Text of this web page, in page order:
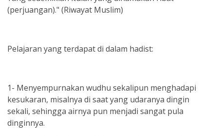
(perjuangan)." (Riwayat Muslim)
Pelajaran yang terdapat di dalam hadist:
1- Menyempurnakan wudhu sekalipun menghadapi
kesukaran, misalnya di saat yang udaranya dingin
sekali, sehingga airnya pun menjadi sangat pula
dinginnya.